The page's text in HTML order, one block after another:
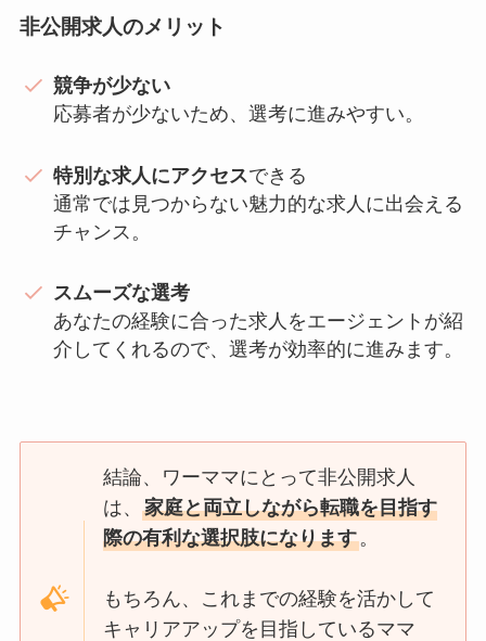
非公開求人のメリット
競争が少ない
応募者が少ないため、選考に進みやすい。
特別な求人にアクセスできる
通常では見つからない魅力的な求人に出会える
チャンス。
スムーズな選考
あなたの経験に合った求人をエージェントが紹
介してくれるので、選考が効率的に進みます。
結論、ワーママにとって非公開求人
は、家庭と両立しながら転職を目指す
際の有利な選択肢になります。
もちろん、これまでの経験を活かして
キャリアアップを目指しているママ